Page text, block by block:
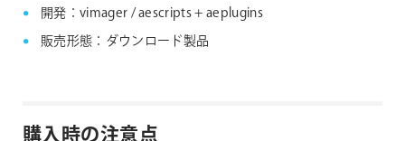
開発：vimager / aescripts + aeplugins
販売形態：ダウンロード製品
購入時の注意点